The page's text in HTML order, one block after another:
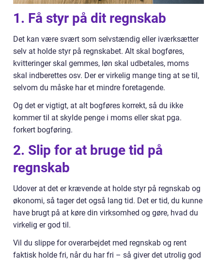
1. Få styr på dit regnskab
Det kan være svært som selvstændig eller iværksætter
selv at holde styr på regnskabet. Alt skal bogføres,
kvitteringer skal gemmes, løn skal udbetales, moms
skal indberettes osv. Der er virkelig mange ting at se til,
selvom du måske har et mindre foretagende.
Og det er vigtigt, at alt bogføres korrekt, så du ikke
kommer til at skylde penge i moms eller skat pga.
forkert bogføring.
2. Slip for at bruge tid på
regnskab
Udover at det er krævende at holde styr på regnskab og
økonomi, så tager det også lang tid. Det er tid, du kunne
have brugt på at køre din virksomhed og gøre, hvad du
virkelig er god til.
Vil du slippe for overarbejdet med regnskab og rent
faktisk holde fri, når du har fri – så giver det utrolig god